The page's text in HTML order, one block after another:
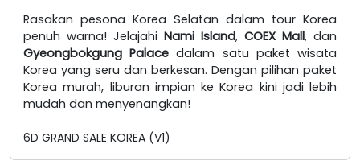
Rasakan pesona Korea Selatan dalam tour Korea
penuh warna! Jelajahi Nami Island, COEX Mall, dan
Gyeongbokgung Palace dalam satu paket wisata
Korea yang seru dan berkesan. Dengan pilihan paket
Korea murah, liburan impian ke Korea kini jadi lebih
mudah dan menyenangkan!
6D GRAND SALE KOREA (V1)